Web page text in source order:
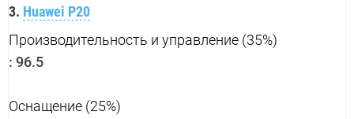
3. Huawei P20
Производительность и управление (35%)
: 96.5
Оснащение (25%)